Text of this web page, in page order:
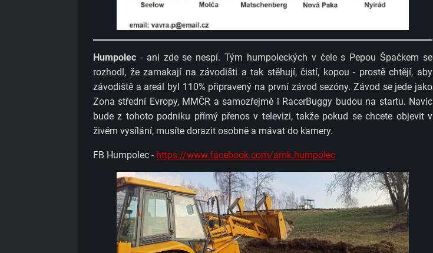
Humpolec - ani zde se nespí. Tým humpoleckých v čele s Pepou Špačkem se
rozhodl, že zamakají na závodišti a tak stěhují, čistí, kopou - prostě chtějí, aby
závodiště a areál byl 110% připravený na první závod sezóny. Závod se jede jako
Zona střední Evropy, MMČR a samozřejmě i RacerBuggy budou na startu. Navíc
bude z tohoto podniku přímý přenos v televizi, takže pokud se chcete objevit v
živém vysílání, musíte dorazit osobně a mávat do kamery.
FB Humpolec - https://www.facebook.com/amk.humpolec